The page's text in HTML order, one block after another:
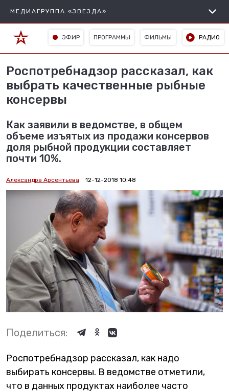
МЕДИАГРУППА «ЗВЕЗДА»
ЭФИР ПРОГРАММЫ ФИЛЬМЫ РАДИО
Роспотребнадзор рассказал, как
выбрать качественные рыбные
консервы
Как заявили в ведомстве, в общем
объеме изъятых из продажи консервов
доля рыбной продукции составляет
почти 10%.
Александра Арсентьева 12-12-2018 10:48
Поделиться:
Роспотребнадзор рассказал, как надо
выбирать консервы. В ведомстве отметили,
что в данных продуктах наиболее часто